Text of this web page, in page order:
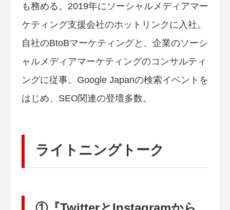
も務める。2019年にソーシャルメディアマー
ケティング支援会社のホットリンクに入社。
自社のBtoBマーケティングと、企業のソーシ
ャルメディアマーケティングのコンサルティ
ングに従事。Google Japanの検索イベントを
はじめ、SEO関連の登壇多数。
ライトニングトーク